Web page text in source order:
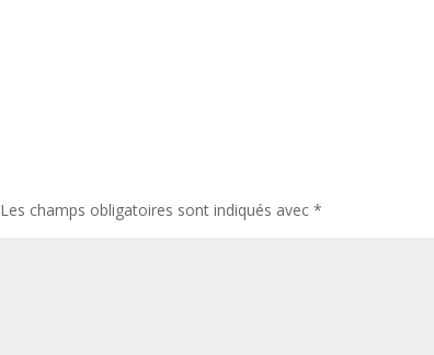
Les champs obligatoires sont indiqués avec*